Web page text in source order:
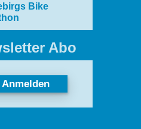
Bike
Abo